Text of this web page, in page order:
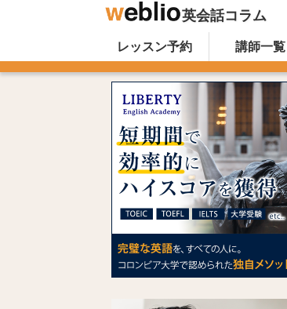
英会話コラム
オンライン英会話のWeblio
Skip to content
レッスン予約 講師一覧